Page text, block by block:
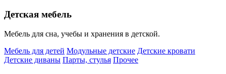
Детская мебель
Мебель для сна, учебы и хранения в детской.
Мебель для детей Модульные детские Детские кровати
Детские диваны Парты, стулья Прочее